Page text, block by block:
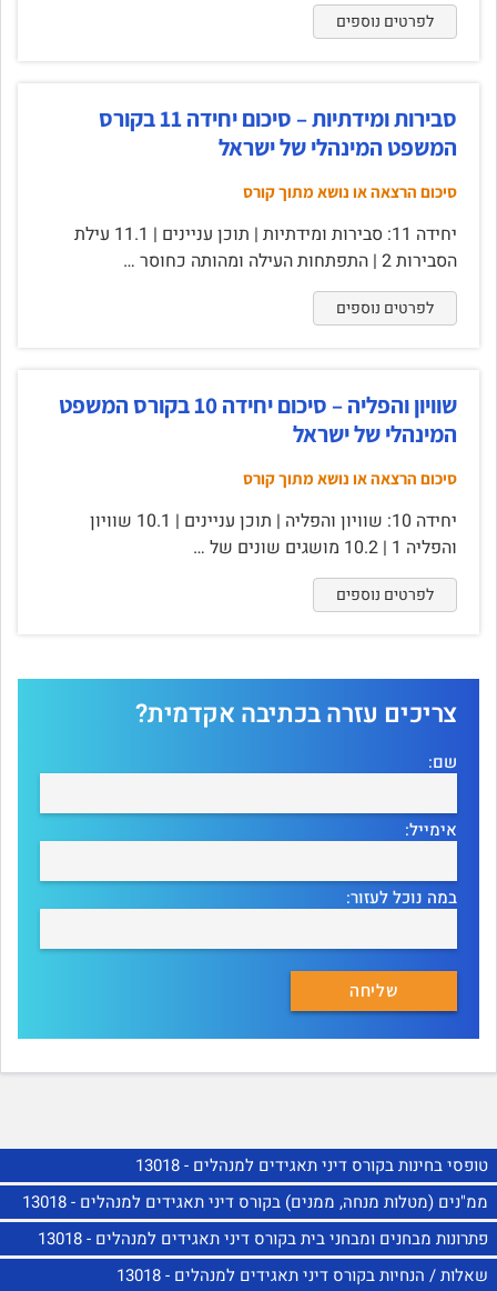
טופסי בחינות בקורס דיני תאגידים למנהלים - 13018
ממ"נים (מטלות מנחה, ממנים) בקורס דיני תאגידים למנהלים - 13018
פתרונות מבחנים ומבחני בית בקורס דיני תאגידים למנהלים - 13018
שאלות / הנחיות בקורס דיני תאגידים למנהלים - 13018
לפרטים נוספים
סבירות ומידתיות – סיכום יחידה 11 בקורס
המשפט המינהלי של ישראל
סיכום הרצאה או נושא מתוך קורס
יחידה 11: סבירות ומידתיות | תוכן עניינים | 11.1 עילת
הסבירות 2 | התפתחות העילה ומהותה כחוסר …
לפרטים נוספים
שוויון והפליה – סיכום יחידה 10 בקורס המשפט
המינהלי של ישראל
סיכום הרצאה או נושא מתוך קורס
יחידה 10: שוויון והפליה | תוכן עניינים | 10.1 שוויון
והפליה 1 | 10.2 מושגים שונים של …
לפרטים נוספים
צריכים עזרה בכתיבה אקדמית?
שם:
אימייל:
במה נוכל לעזור: